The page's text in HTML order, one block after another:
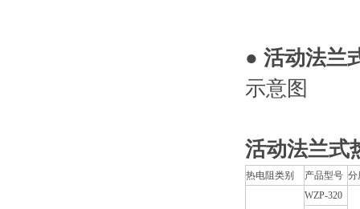
● 活动法兰
示意图
活动法兰式
热电阻类别 产品型号 分
WZP-320